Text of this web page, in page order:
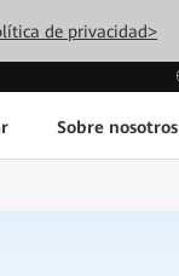
de privacidad>
Sobre nosotros